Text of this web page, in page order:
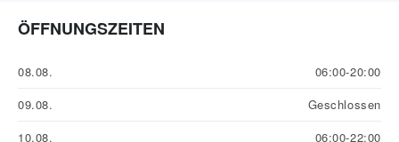
ÖFFNUNGSZEITEN
08.08.
06:00-20:00
09.08.
Geschlossen
10.08.
06:00-22:00